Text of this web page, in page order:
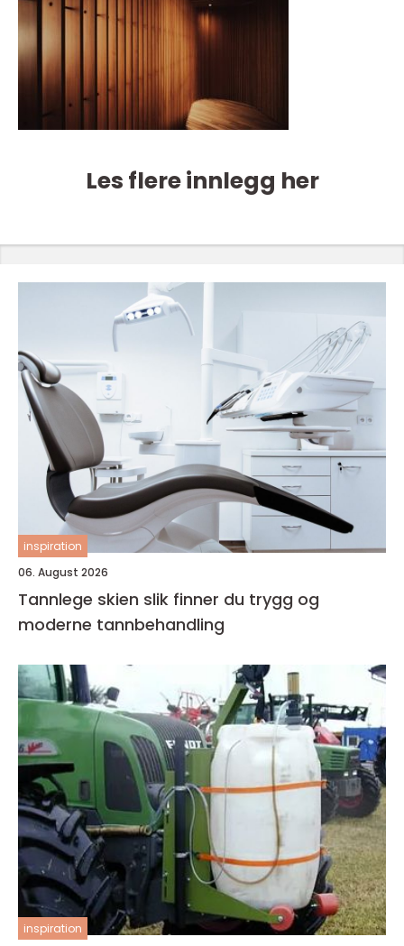
Les flere innlegg her
inspiration
06. August 2026
Tannlege skien slik finner du trygg og
moderne tannbehandling
inspiration